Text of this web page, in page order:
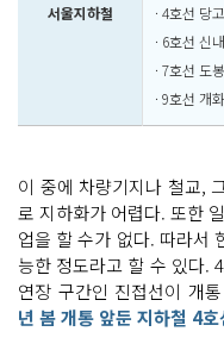
서울지하철
· 4호선 당
· 6호선 신내
· 7호선 도
· 9호선 개화
이 중에 차량기지나 철교,
로 지하화가 어렵다. 또한
업을 할 수가 없다. 따라서
능한 정도라고 할 수 있다.
연장 구간인 진접선이 개
년 봄 개통 앞둔 지하철 4